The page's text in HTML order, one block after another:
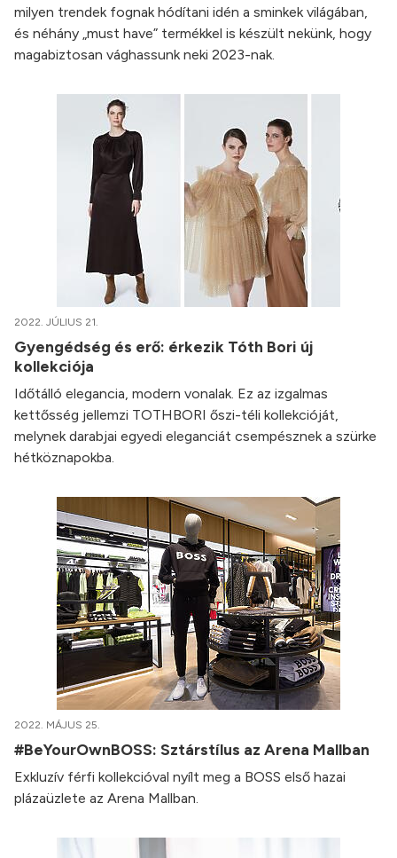
milyen trendek fognak hódítani idén a sminkek világában,
és néhány „must have” termékkel is készült nekünk, hogy
magabiztosan vághassunk neki 2023-nak.
2022. JÚLIUS 21.
Gyengédség és erő: érkezik Tóth Bori új
kollekciója
Időtálló elegancia, modern vonalak. Ez az izgalmas
kettősség jellemzi TOTHBORI őszi-téli kollekcióját,
melynek darabjai egyedi eleganciát csempésznek a szürke
hétköznapokba.
2022. MÁJUS 25.
#BeYourOwnBOSS: Sztárstílus az Arena Mallban
Exkluzív férfi kollekcióval nyílt meg a BOSS első hazai
plázaüzlete az Arena Mallban.